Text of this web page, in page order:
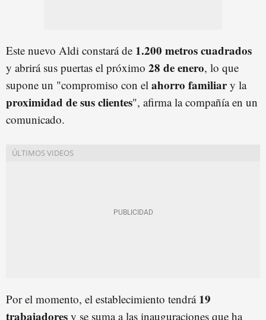
Este nuevo Aldi constará de 1.200 metros cuadrados
y abrirá sus puertas el próximo 28 de enero, lo que
supone un "compromiso con el ahorro familiary la
proximidad de sus clientes", afirma la compañía en un
comunicado.
Por el momento, el establecimiento tendrá 19
trabajadores y se suma a las inauguraciones que ha